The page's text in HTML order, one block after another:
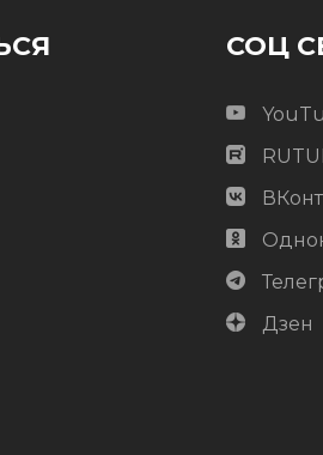
шт +
СОЦ
Дзен